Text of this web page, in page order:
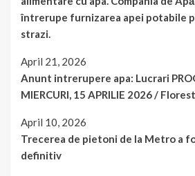
întrerupe furnizarea apei potabile
strazi.
April 21, 2026
Anunt intrerupere apa: Lucrari
MIERCURI, 15 APRILIE 2026 /
April 10, 2026
Trecerea de pietoni de la Metro a
definitiv